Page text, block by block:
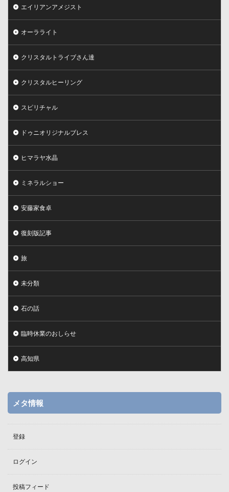
エイリアンアメジスト
オーラライト
クリスタルトライブさん達
クリスタルヒーリング
スピリチャル
ドゥニオリジナルブレス
ヒマラヤ水晶
ミネラルショー
安藤家食卓
復刻版記事
旅
未分類
石の話
臨時休業のおしらせ
高知県
メタ情報
登録
ログイン
投稿フィード